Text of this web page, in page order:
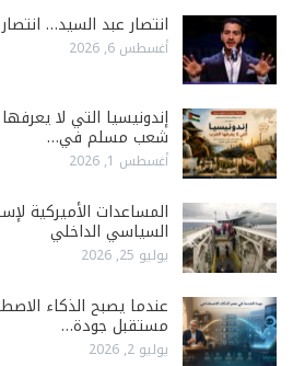
انتصار عبد السيد…
أغسطس 6, 2026
إندونيسيا التي لا
شعب مسلم في…
أغسطس 1, 2026
المساعدات الأميركية
السياسي الداخلي
يوليو 25, 2026
عندما يصبح الذكاء
مستقبل جودة…
يوليو 2, 2026